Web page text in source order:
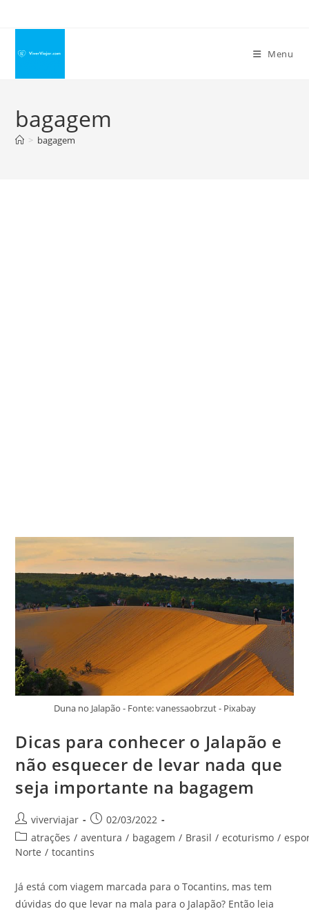
conteúdo
Menu
bagagem
> bagagem
Duna no Jalapão - Fonte: vanessaobrzut - Pixabay
Dicas para conhecer o Jalapão e
não esquecer de levar nada que
seja importante na bagagem
Autor
do
post:
viverviajar
Post
publicado:
02/03/2022
Categoria
do
atrações / aventura / bagagem / Brasil / ecoturismo /
Norte / tocantins
Já está com viagem marcada para o Tocantins, mas tem
dúvidas do que levar na mala para o Jalapão? Então leia